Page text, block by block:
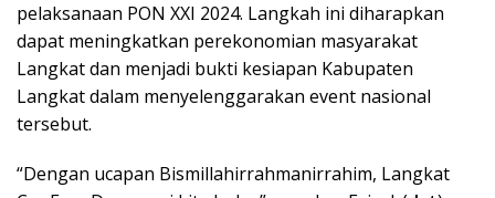
pelaksanaan PON XXI 2024. Langkah ini diharapkan
dapat meningkatkan perekonomian masyarakat
Langkat dan menjadi bukti kesiapan Kabupaten
Langkat dalam menyelenggarakan event nasional
tersebut.
“Dengan ucapan Bismillahirrahmanirrahim, Langkat